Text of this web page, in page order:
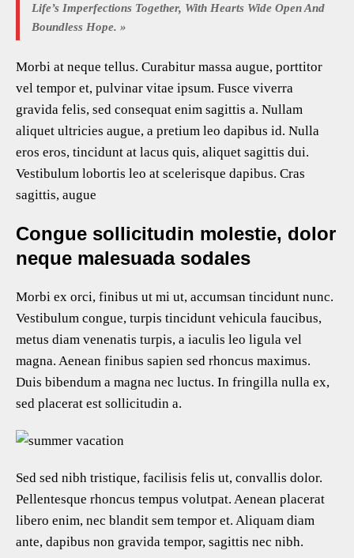
Life’s Imperfections Together, With Hearts Wide Open And
Boundless Hope. »
Morbi at neque tellus. Curabitur massa augue, porttitor
vel tempor et, pulvinar vitae ipsum. Fusce viverra
gravida felis, sed consequat enim sagittis a. Nullam
aliquet ultricies augue, a pretium leo dapibus id. Nulla
eros eros, tincidunt at lacus quis, aliquet sagittis dui.
Vestibulum lobortis leo at scelerisque dapibus. Cras
sagittis, augue
Congue sollicitudin molestie, dolor
neque malesuada sodales
Morbi ex orci, finibus ut mi ut, accumsan tincidunt nunc.
Vestibulum congue, turpis tincidunt vehicula faucibus,
metus diam venenatis turpis, a iaculis leo ligula vel
magna. Aenean finibus sapien sed rhoncus maximus.
Duis bibendum a magna nec luctus. In fringilla nulla ex,
sed placerat est sollicitudin a.
Sed sed nibh tristique, facilisis felis ut, convallis dolor.
Pellentesque rhoncus tempus volutpat. Aenean placerat
libero enim, nec blandit sem tempor et. Aliquam diam
ante, dapibus non gravida tempor, sagittis nec nibh.